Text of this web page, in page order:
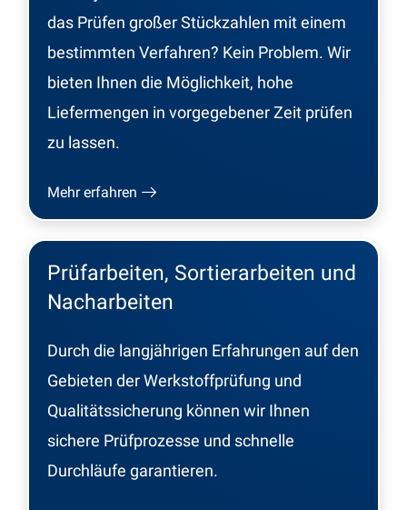
das Prüfen großer Stückzahlen mit einem
bestimmten Verfahren? Kein Problem. Wir
bieten Ihnen die Möglichkeit, hohe
Liefermengen in vorgegebener Zeit prüfen
zu lassen.
Mehr erfahren
Prüfarbeiten, Sortierarbeiten und
Nacharbeiten
Durch die langjährigen Erfahrungen auf den
Gebieten der Werkstoffprüfung und
Qualitätssicherung können wir Ihnen
sichere Prüfprozesse und schnelle
Durchläufe garantieren.